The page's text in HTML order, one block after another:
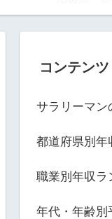
コンテンツ
サラリーマン
都道府県別年
職業別年収ラ
年代・年齢別